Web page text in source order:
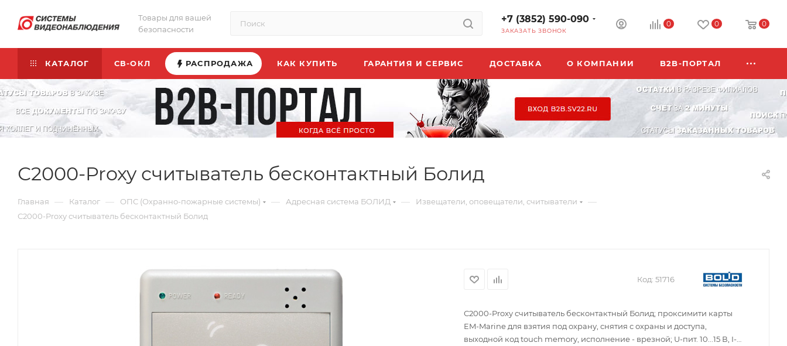
Товары для вашей
безопасности
+7 (3852) 590-090
ЗАКАЗАТЬ ЗВОНОК
0 0 0
КАТАЛОГ СВ-ОКЛ РАСПРОДАЖА КАК КУПИТЬ ГАРАНТИЯ И СЕРВИС ДОСТАВКА О КОМПАНИИ B2B-ПОРТАЛ
С2000-Proxy считыватель бесконтактный Болид
Главная — Каталог — ОПС (Охранно-пожарные системы) — Адресная система БОЛИД — Извещатели, оповещатели, считыватели —
С2000-Proxy считыватель бесконтактный Болид
Код: 51716
С2000-Proxy считыватель бесконтактный Болид; проксимити карты
EM-Marine для взятия под охрану, снятия с охраны и доступа,
выходной код touch memory, исполнение - врезной; U-пит. 10...15 В, I-